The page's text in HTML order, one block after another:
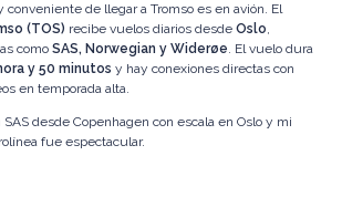
conveniente de llegar a Tromso es en avión. El
(TOS) recibe vuelos diarios desde Oslo,
como SAS, Norwegian y Widerøe. El vuelo dura
y 50 minutos y hay conexiones directas con
en temporada alta.
SAS desde Copenhagen con escala en Oslo y mi
fue espectacular.